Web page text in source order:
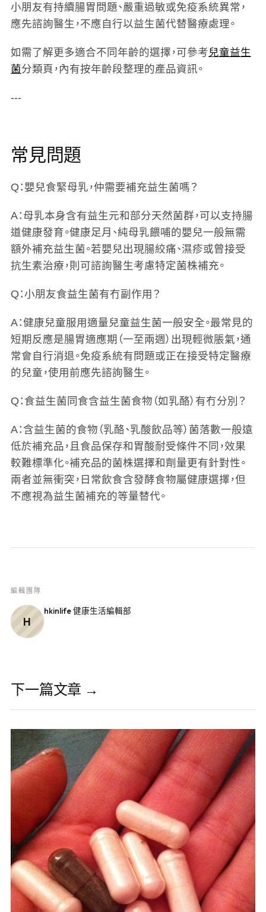
小朋友有持續腸胃問題、嚴重過敏或免疫系統異常，
應先諮詢醫生，不應自行以益生菌代替醫療處理。
如需了解更多適合不同年齡的選擇，可參考兒童益生
菌分類頁，內有按年齡段整理的產品資訊。
---
常見問題
Q：嬰兒食緊母乳，仲需要補充益生菌嗎？
A：母乳本身含有益生元和部分天然菌群，可以支持腸
道健康發育。健康足月、純母乳餵哺的嬰兒一般無需
額外補充益生菌。若嬰兒出現腸絞痛、濕疹或曾接受
抗生素治療，則可諮詢醫生考慮特定菌株補充。
Q：小朋友食益生菌有冇副作用？
A：健康兒童服用適量兒童益生菌一般安全。最常見的
短期反應是腸胃適應期（一至兩週）出現輕微脹氣，通
常會自行消退。免疫系統有問題或正在接受特定醫療
的兒童，使用前應先諮詢醫生。
Q：食益生菌同食含益生菌食物（如乳酪）有冇分別？
A：含益生菌的食物（乳酪、乳酸飲品等）菌落數一般遠
低於補充品，且食品保存和胃酸耐受條件不同，效果
較難標準化。補充品的菌株選擇和劑量更有針對性。
兩者並無衝突，日常飲食含發酵食物屬健康選擇，但
不應視為益生菌補充的等量替代。
編輯團隊
H
hkinlife 健康生活編輯部
下一篇文章 →